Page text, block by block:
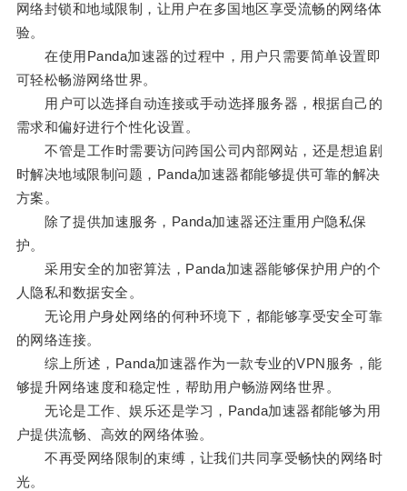
网络封锁和地域限制，让用户在多国地区享受流畅的网络体
验。
在使用Panda加速器的过程中，用户只需要简单设置即
可轻松畅游网络世界。
用户可以选择自动连接或手动选择服务器，根据自己的
需求和偏好进行个性化设置。
不管是工作时需要访问跨国公司内部网站，还是想追剧
时解决地域限制问题，Panda加速器都能够提供可靠的解决
方案。
除了提供加速服务，Panda加速器还注重用户隐私保
护。
采用安全的加密算法，Panda加速器能够保护用户的个
人隐私和数据安全。
无论用户身处网络的何种环境下，都能够享受安全可靠
的网络连接。
综上所述，Panda加速器作为一款专业的VPN服务，能
够提升网络速度和稳定性，帮助用户畅游网络世界。
无论是工作、娱乐还是学习，Panda加速器都能够为用
户提供流畅、高效的网络体验。
不再受网络限制的束缚，让我们共同享受畅快的网络时
光。